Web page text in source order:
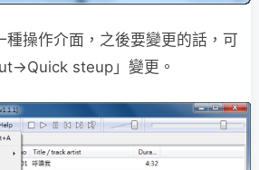
種操作介面，之後要變更的話，可
steup」變更。